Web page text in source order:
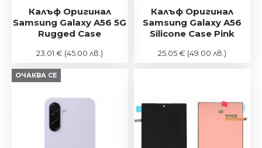
Калъф Оригинал
Samsung Galaxy A56 5G
Rugged Case
23.01 € (45.00 лв.)
Калъф Оригинал
Samsung Galaxy A56
Silicone Case Pink
25.05 € (49.00 лв.)
ОЧАКВА СЕ